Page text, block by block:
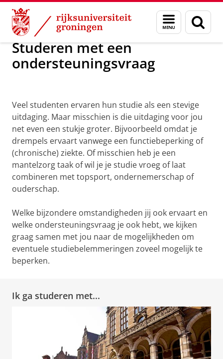
Skip
Content
Skip
Navigation
Menu
en
zoeken
Onderwijs Studeren met een ondersteuningsvraag
Studeren met een
ondersteuningsvraag
Wil je studeren en heb je een
ondersteuningsvraag?
Veel studenten ervaren hun studie als een stevige
uitdaging. Maar misschien is die uitdaging voor jou
net even een stukje groter. Bijvoorbeeld omdat je
drempels ervaart vanwege een functiebeperking of
(chronische) ziekte. Of misschien heb je een
mantelzorg taak of wil je je studie vroeg of laat
combineren met topsport, ondernemerschap of
ouderschap.
Welke bijzondere omstandigheden jij ook ervaart en
welke ondersteuningsvraag je ook hebt, we kijken
graag samen met jou naar de mogelijkheden om
eventuele studiebelemmeringen zoveel mogelijk te
beperken.
Ik ga studeren met...